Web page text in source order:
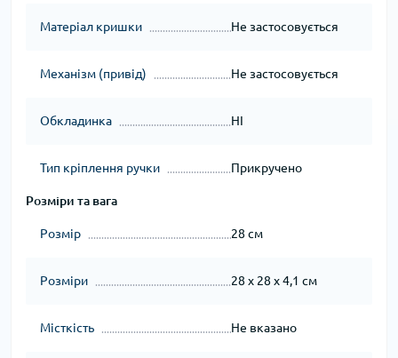
Матеріал кришки Не застосовується
Механізм (привід) Не застосовується
Обкладинка НІ
Тип кріплення ручки Прикручено
Розміри та вага
Розмір 28 см
Розміри 28 x 28 x 4,1 см
Місткість Не вказано